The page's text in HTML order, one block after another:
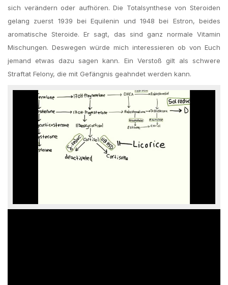
sich verändern oder aufhören. Die Totalsynthese von Steroiden
gelang zuerst 1939 bei Equilenin und 1948 bei Estron, beides
aromatische Steroide. Er sagt, das sind ganz normale Vitamin
Mischungen. Deswegen würde mich interessieren ob von Euch
jemand etwas dazu sagen kann. Ein Verstoß gilt als schwere
Straftat Felony, die mit Gefängnis geahndet werden kann.